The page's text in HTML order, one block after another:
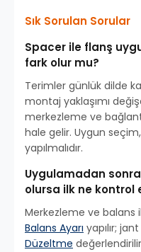
Sık Sorulan Sorular
Spacer ile flanş
fark olur mu?
Terimler günlük dilde
montaj yaklaşımı
merkezleme ve
hale gelir. Uygun
yapılmalıdır.
Uygulamadan
olursa ilk ne kontrol
Merkezleme ve balans
Balans Ayarı yapılır;
Düzeltme